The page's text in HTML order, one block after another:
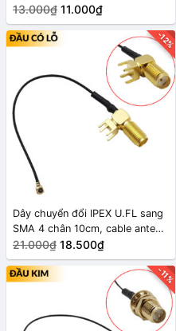
| LoRa | 2.4G | 5G | 5.8G Kim
bên trong
13.000₫ 11.000₫
-12%
Dây chuyển đổi IPEX U.FL sang
SMA 4 chân 10cm, cable anten
IPX Bluetooth | WiFi | GSM | 4G
| 2.4G - Lỗ bên trong SMA
[11mm]
21.000₫ 18.500₫
-11%